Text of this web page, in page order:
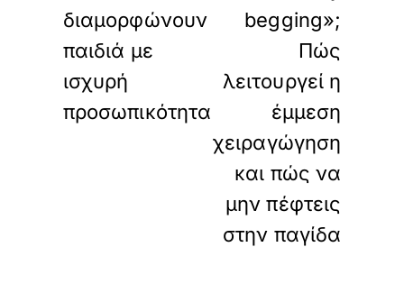
διαμορφώνουν
παιδιά με
ισχυρή
προσωπικότητα
begging»;
Πώς
λειτουργεί η
έμμεση
χειραγώγηση
και πώς να
μην πέφτεις
στην παγίδα